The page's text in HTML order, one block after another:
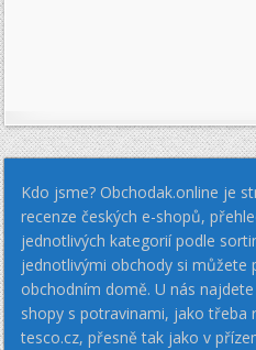
Kdo jsme? Obchodak.online je
recenze českých e-shopů,
jednotlivých kategorií podle
jednotlivými obchody si můžete
obchodním domě. U nás
shopy s potravinami, jako třeba
tesco.cz, přesně tak jako v